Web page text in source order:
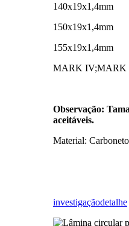
140x19x1,4mm
150x19x1,4mm
155x19x1,4mm
MARK IV;MARK
Observação:
aceitáveis.
Material:
investigaçãodetalhe